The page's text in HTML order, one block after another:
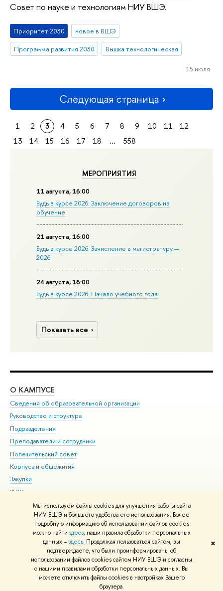
Мы используем файлы cookies для улучшения работы сайта
НИУ ВШЭ и большего удобства его использования. Более
подробную информацию об использовании файлов cookies
можно найти здесь, наши правила обработки персональных
данных –здесь. Продолжая пользоваться сайтом, вы
подтверждаете, что были проинформированы об
использовании файлов cookies сайтом НИУ ВШЭ и согласны
с нашими правилами обработки персональных данных. Вы
можете отключить файлы cookies в настройках Вашего
браузера.
✖
МЕРОПРИЯТИЯ
11 августа, 16:00
Будь в курсе 2026: Заключение договоров на
обучение
21 августа, 16:00
Будь в курсе 2026: Зачисление в магистратуру —
2026
24 августа, 16:00
Будь в курсе 2026: Начало учебного года
Показать все
Совет по науке и технологиям НИУ ВШЭ.
Приоритет 2030
новое в ВШЭ
Программа развития 2030
Вышка технологическая
15 июля
Следующая страница
1 2 3 4 5 6 7 8 9 10 11
12
13
14 15 16 17 18 ... 558
О КАМПУСЕ
Сведения об образовательной организации
Руководство и структура
Подразделения
Преподаватели и сотрудники
Попечительский совет
Корпуса и общежития
Закупки
ВШЭ для студентов с ограниченными возможностями
здоровья и инвалидностью
Версия для слабовидящих
Единая платежная страница
© НИУ ВШЭ 1993–2026 Адреса и контакты Условия использования
материалов Политика конфиденциальности Карта сайта
Шрифты HSE Sans и HSE Slab разработаны вШколе дизайна НИУ ВШЭ